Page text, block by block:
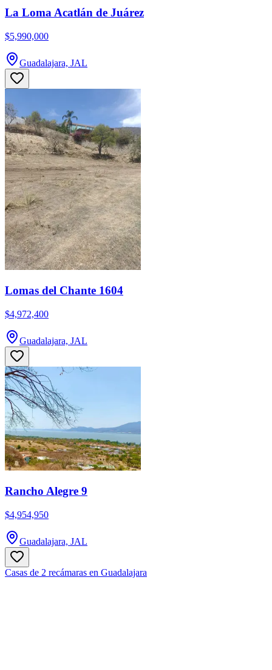
La Loma Acatlán de Juárez
$5,990,000
Guadalajara, JAL
Lomas del Chante 1604
$4,972,400
Guadalajara, JAL
Rancho Alegre 9
$4,954,950
Guadalajara, JAL
Casas de 2 recámaras en Guadalajara